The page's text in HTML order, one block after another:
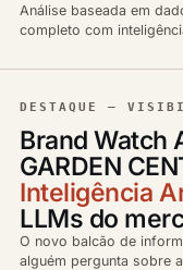
Análise baseada em
completo com
DESTAQUE —
Brand Watch
GARDEN
Inteligência
LLMs do
O novo balcão de
alguém pergunta sobre